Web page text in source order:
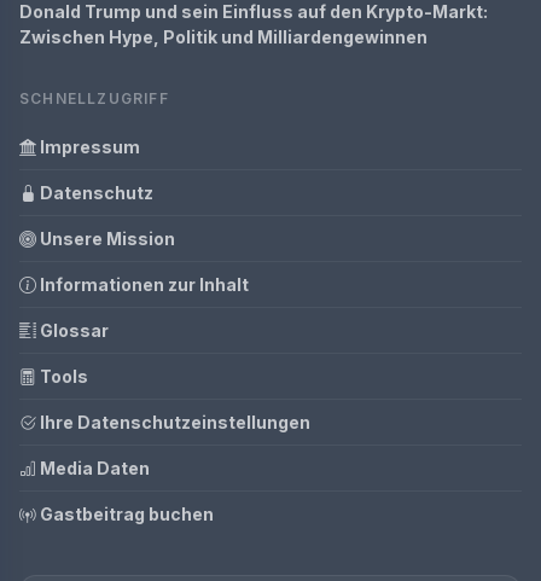
Donald Trump und sein Einfluss auf den Krypto-Markt:
Zwischen Hype, Politik und Milliardengewinnen
SCHNELLZUGRIFF
Impressum
Datenschutz
Unsere Mission
Informationen zur Inhalt
Glossar
Tools
Ihre Datenschutzeinstellungen
Media Daten
Gastbeitrag buchen